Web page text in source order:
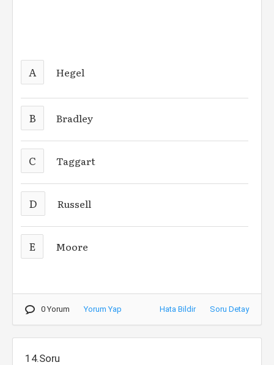
A Hegel
B Bradley
C Taggart
D Russell
E Moore
0 Yorum Yorum Yap Hata Bildir Soru Detay
14.Soru